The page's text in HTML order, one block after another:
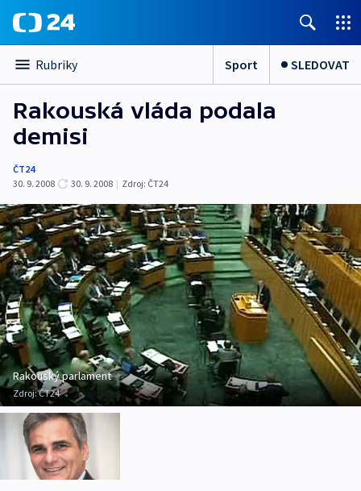
Rubriky Sport SLEDOVAT
Rakouská vláda podala
demisi
ČT24
30. 9. 2008
30. 9. 2008 | Zdroj: ČT24
Rakouský parlament
Zdroj:ČT24